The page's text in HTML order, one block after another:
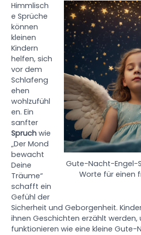
Gute-Nacht-Engel-
Worte für einen
Himmlisch
e Sprüche
können
kleinen
Kindern
helfen, sich
vor dem
Schlafeng
ehen
wohlzufühl
en. Ein
sanfter
Spruch wie
„Der Mond
bewacht
Deine
Träume“
schafft ein
Gefühl der
Sicherheit und Geborgenheit.
ihnen Geschichten erzählt werden,
funktionieren wie eine kleine